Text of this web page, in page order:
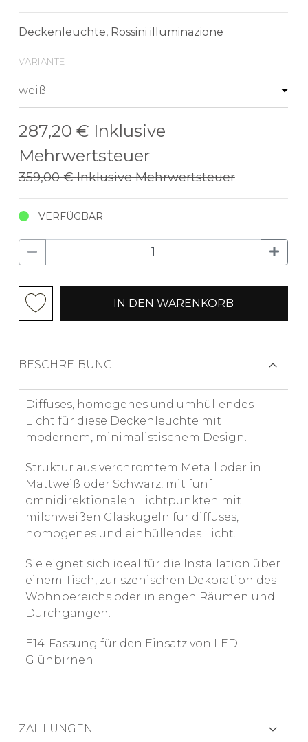
Deckenleuchte, Rossini illuminazione
variante
287,20 € Inklusive
Mehrwertsteuer
359,00 €Inklusive Mehrwertsteuer
VERFÜGBAR
IN DEN WARENKORB
BESCHREIBUNG
Diffuses, homogenes und umhüllendes
Licht für diese Deckenleuchte mit
modernem, minimalistischem Design.
Struktur aus verchromtem Metall oder in
Mattweiß oder Schwarz, mit fünf
omnidirektionalen Lichtpunkten mit
milchweißen Glaskugeln für diffuses,
homogenes und einhüllendes Licht.
Sie eignet sich ideal für die Installation über
einem Tisch, zur szenischen Dekoration des
Wohnbereichs oder in engen Räumen und
Durchgängen.
E14-Fassung für den Einsatz von LED-
Glühbirnen
ZAHLUNGEN